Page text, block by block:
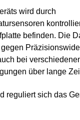
wird durch
befinden. Die
bei
über lange
reguliert sich das